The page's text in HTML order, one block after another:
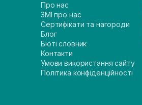
Про нас
ЗМІ про нас
Сертифікати та нагороди
Блог
Бюті словник
Контакти
Умови використання сайту
Політика конфіденційності